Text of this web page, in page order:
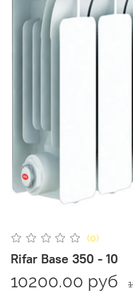
(0)
Rifar Base 350 - 10
10200.00 руб